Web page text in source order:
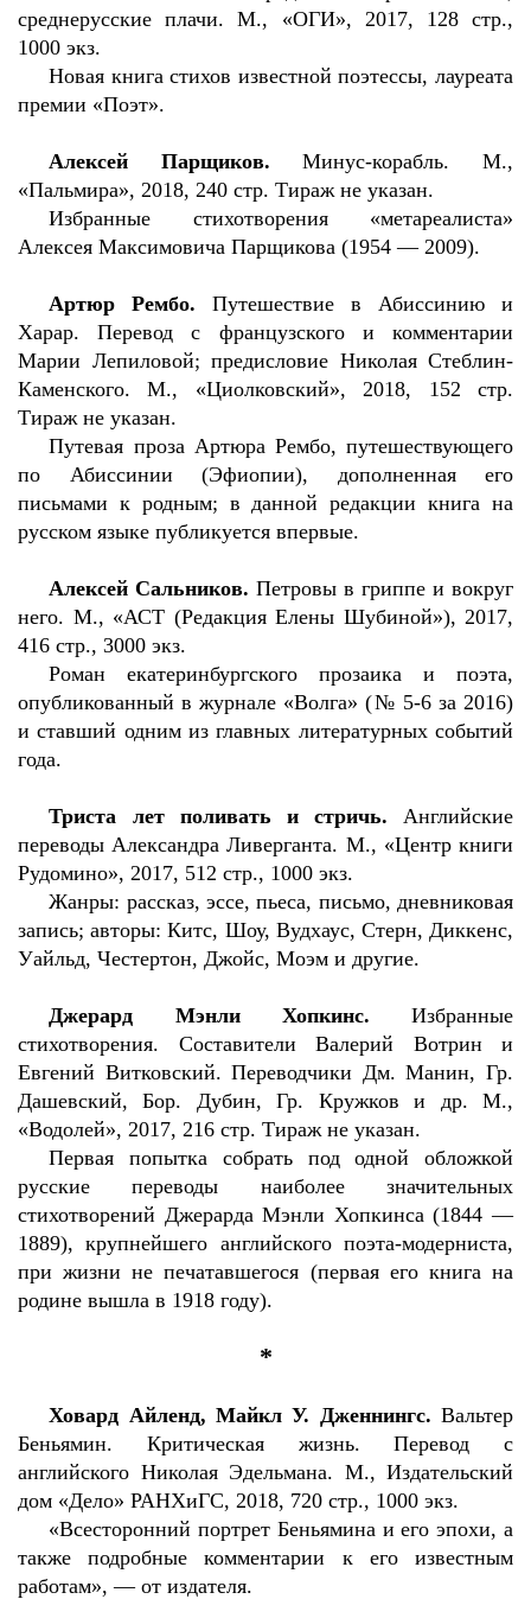
среднерусские плачи. М., «ОГИ», 2017, 128 стр.,
1000 экз.
Новая книга стихов известной поэтессы, лауреата
премии «Поэт».
Алексей Парщиков. Минус-корабль. М.,
«Пальмира», 2018, 240 стр. Тираж не указан.
Избранные стихотворения «метареалиста»
Алексея Максимовича Парщикова (1954 — 2009).
Артюр Рембо. Путешествие в Абиссинию и
Харар. Перевод с французского и комментарии
Марии Лепиловой; предисловие Николая Стеблин-
Каменского. М., «Циолковский», 2018, 152 стр.
Тираж не указан.
Путевая проза Артюра Рембо, путешествующего
по Абиссинии (Эфиопии), дополненная его
письмами к родным; в данной редакции книга на
русском языке публикуется впервые.
Алексей Сальников. Петровы в гриппе и вокруг
него. М., «АСТ (Редакция Елены Шубиной»), 2017,
416 стр., 3000 экз.
Роман екатеринбургского прозаика и поэта,
опубликованный в журнале «Волга» (№ 5-6 за 2016)
и ставший одним из главных литературных событий
года.
Триста лет поливать и стричь. Английские
переводы Александра Ливерганта. М., «Центр книги
Рудомино», 2017, 512 стр., 1000 экз.
Жанры: рассказ, эссе, пьеса, письмо, дневниковая
запись; авторы: Китс, Шоу, Вудхаус, Стерн, Диккенс,
Уайльд, Честертон, Джойс, Моэм и другие.
Джерард Мэнли Хопкинс. Избранные
стихотворения. Составители Валерий Вотрин и
Евгений Витковский. Переводчики Дм. Манин, Гр.
Дашевский, Бор. Дубин, Гр. Кружков и др. М.,
«Водолей», 2017, 216 стр. Тираж не указан.
Первая попытка собрать под одной обложкой
русские переводы наиболее значительных
стихотворений Джерарда Мэнли Хопкинса (1844 —
1889), крупнейшего английского поэта-модерниста,
при жизни не печатавшегося (первая его книга на
родине вышла в 1918 году).
*
Ховард Айленд, Майкл У. Дженнингс. Вальтер
Беньямин. Критическая жизнь. Перевод с
английского Николая Эдельмана. М., Издательский
дом «Дело» РАНХиГС, 2018, 720 стр., 1000 экз.
«Всесторонний портрет Беньямина и его эпохи, а
также подробные комментарии к его известным
работам», — от издателя.